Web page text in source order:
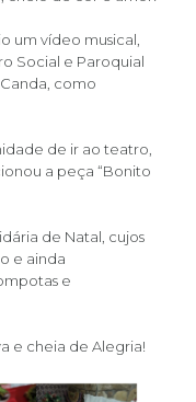
um vídeo musical,
Social e Paroquial
como
de ir ao teatro,
a peça “Bonito
de Natal, cujos
e ainda
e
e cheia de Alegria!